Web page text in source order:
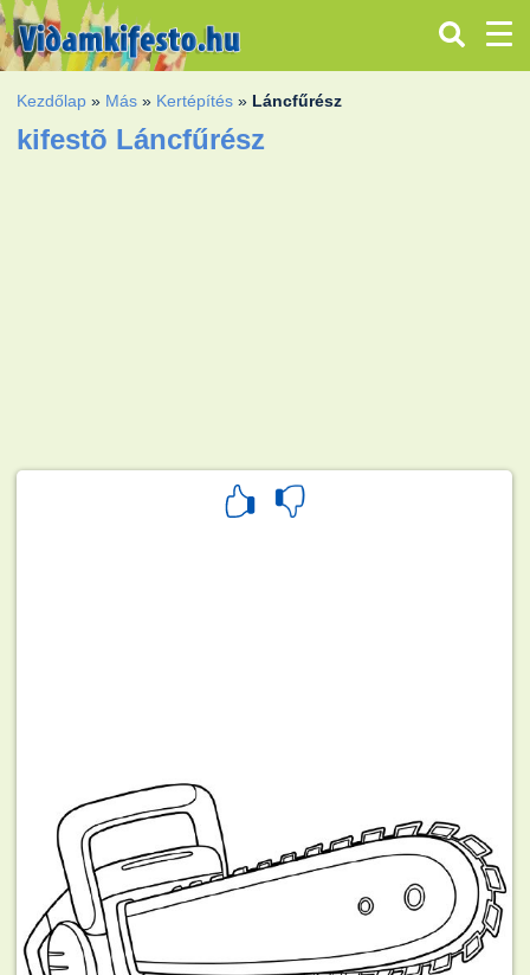
Kezdőlap » Más » Kertépítés » Láncfűrész
kifestõ Láncfűrész